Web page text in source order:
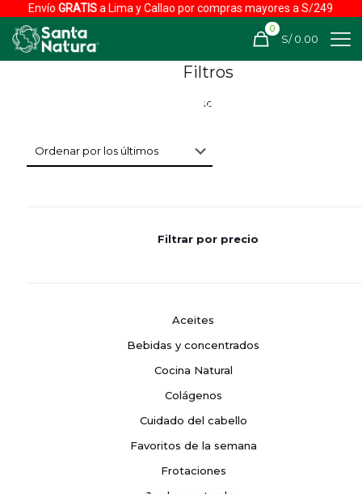
EnvíoGRATISa Lima y Callao por compras mayores a S/249
0
S/ 0.00
Filtros
Filtrar por precio
Aceites
Bebidas y concentrados
Cocina Natural
Colágenos
Cuidado del cabello
Favoritos de la semana
Frotaciones